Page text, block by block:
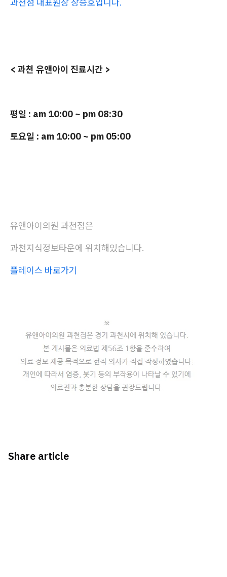
과천점 대표원장 장승호입니다.
< 과천 유앤아이 진료시간 >
평일 : am 10:00 ~ pm 08:30
토요일 : am 10:00 ~ pm 05:00
유앤아이의원 과천점은
과천지식정보타운에 위치해있습니다.
플레이스 바로가기
Share article